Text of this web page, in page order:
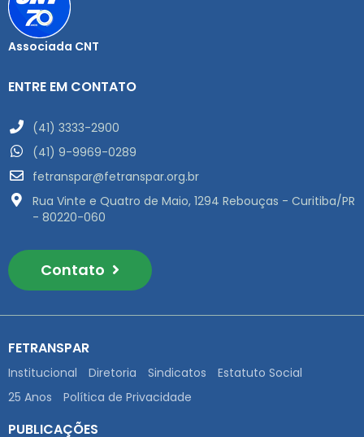
Associada CNT
ENTRE EM CONTATO
(41) 3333-2900
(41) 9-9969-0289
fetranspar@fetranspar.org.br
Rua Vinte e Quatro de Maio, 1294 Rebouças - Curitiba/PR
- 80220-060
Contato
FETRANSPAR
Institucional Diretoria Sindicatos
Estatuto Social
25 Anos
Política de Privacidade
PUBLICAÇÕES